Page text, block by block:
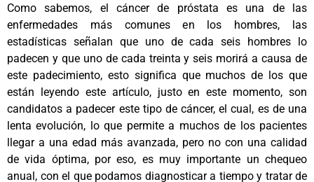
Como sabemos, el cáncer de próstata es una de las
enfermedades más comunes en los hombres, las
estadísticas señalan que uno de cada seis hombres lo
padecen y que uno de cada treinta y seis morirá a causa de
este padecimiento, esto significa que muchos de los que
están leyendo este artículo, justo en este momento, son
candidatos a padecer este tipo de cáncer, el cual, es de una
lenta evolución, lo que permite a muchos de los pacientes
llegar a una edad más avanzada, pero no con una calidad
de vida óptima, por eso, es muy importante un chequeo
anual, con el que podamos diagnosticar a tiempo y tratar de